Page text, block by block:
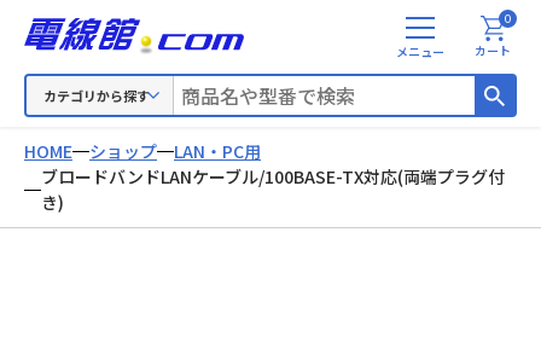
カテゴリから探す
メ
ニ
カート
0
HOME ショップ
LAN・PC用
ブロードバンドLANケーブル/100BASE-TX対応(両端プラグ付
き)